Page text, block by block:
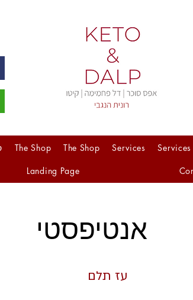
Services
Services
The Shop
The Shop
Landing Page
אנטיפסטי
עז תלם